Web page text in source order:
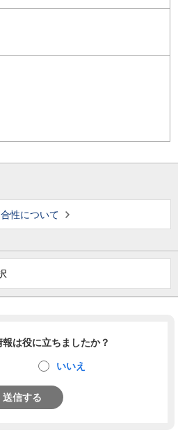
性について
は役に立ちましたか？
いいえ
送信する